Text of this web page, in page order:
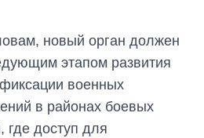
новый орган должен
этапом развития
военных
в районах боевых
где доступ для